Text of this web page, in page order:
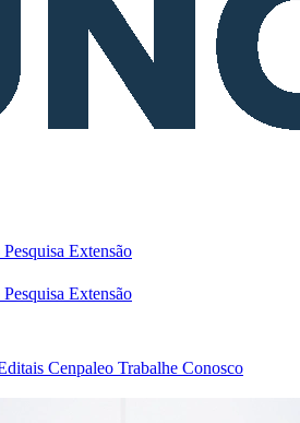
Pesquisa Extensão
Pesquisa Extensão
Cenpaleo Trabalhe Conosco